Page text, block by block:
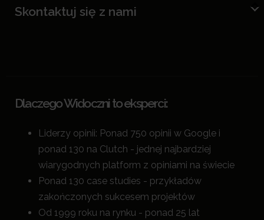
Skontaktuj się z nami
Dlaczego Widoczni to eksperci:
Liderzy opinii: Ponad 750 opinii w Google i
ponad 130 na Clutch - jednej najbardziej
wiarygodnych platform z opiniami na świecie
Ponad 130 case studies - przykładów
zakończonych sukcesem projektów
Od 1999 roku na rynku - ponad 25 lat